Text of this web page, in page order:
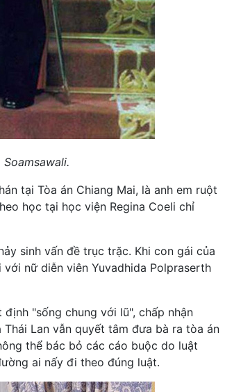
tại Tòa án Chiang Mai, là anh em ruột
học tại học viện Regina Coeli chỉ
sinh vấn đề trục trặc. Khi con gái của
nữ diễn viên Yuvadhida Polpraserth
"sống chung với lũ", chấp nhận
Lan vẫn quyết tâm đưa bà ra tòa án
thể bác bỏ các cáo buộc do luật
ai nấy đi theo đúng luật.